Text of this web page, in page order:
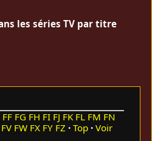
les séries TV par titre
FF FG FH FI FJ FK FL FM FN
FV FW FX FY FZ Top
Voir